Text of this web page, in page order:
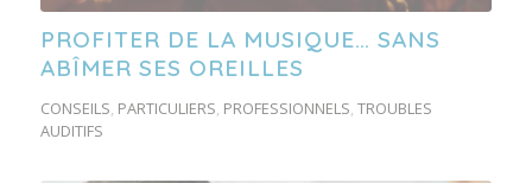
PROFITER DE LA MUSIQUE… SANS
ABÎMER SES OREILLES
CONSEILS PARTICULIERS PROFESSIONNELS TROUBLES
AUDITIFS